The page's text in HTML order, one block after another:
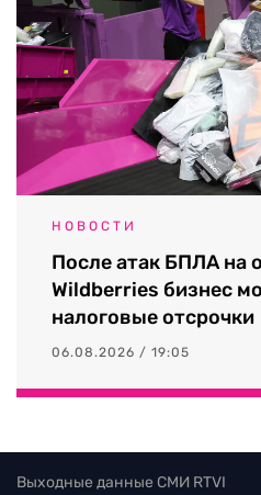
НОВОСТИ
После атак БПЛА на
Wildberries бизнес
налоговые отсрочки
06.08.2026 / 19:05
Выходные данные СМИ RTVI